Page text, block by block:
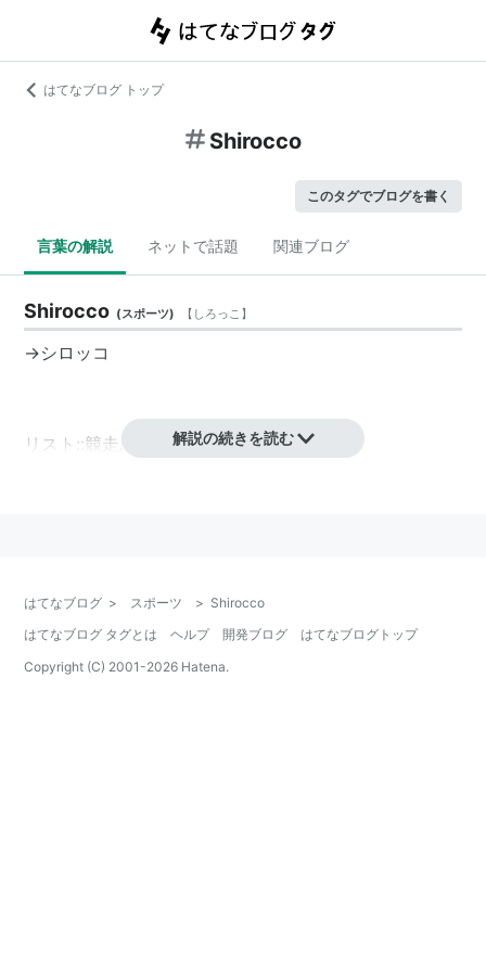
はてなブログ トップ
Shirocco
このタグでブログを書く
言葉の解説 ネットで話題 関連ブログ
Shirocco (スポーツ) 【 しろっこ 】
→シロッコ
リスト::競走馬 解説の続きを読む
はてなブログ > スポーツ > Shirocco
はてなブログ タグとは
ヘルプ 開発ブログ
はてなブログトップ
Copyright (C) 2001-2026 Hatena.